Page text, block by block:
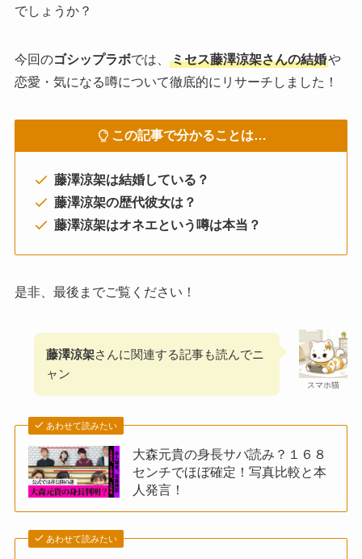
でしょうか？
今回のゴシップラボでは、 ミセス藤澤涼架さんの結婚や
恋愛・気になる噂について徹底的にリサーチしました！
この記事で分かることは…
藤澤涼架は結婚している？
藤澤涼架の歴代彼女は？
藤澤涼架はオネエという噂は本当？
是非、最後までご覧ください！
スマホ猫
藤澤涼架さんに関連する記事も読んでニ
ャン
あわせて読みたい
大森元貴の身長サバ読み？１６８
センチでほぼ確定！写真比較と本
人発言！
あわせて読みたい